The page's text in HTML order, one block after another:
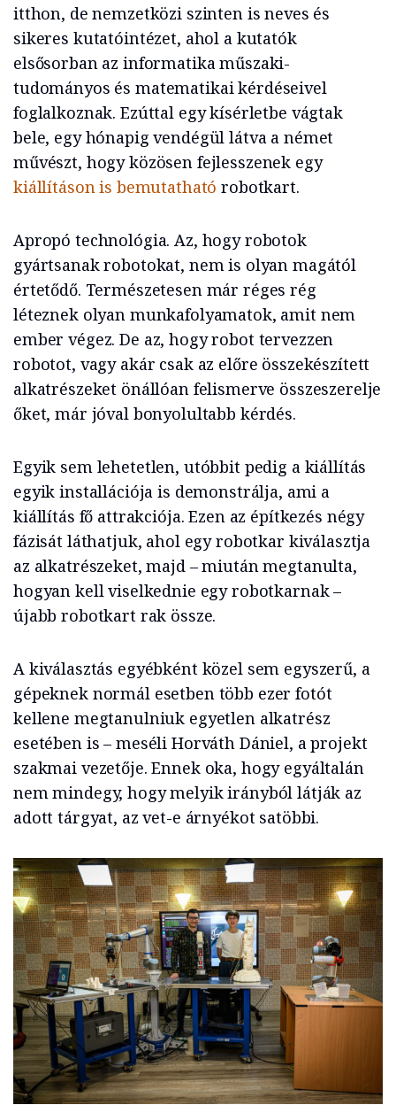
itthon, de nemzetközi szinten is neves és
sikeres kutatóintézet, ahol a kutatók
elsősorban az informatika műszaki-
tudományos és matematikai kérdéseivel
foglalkoznak. Ezúttal egy kísérletbe vágtak
bele, egy hónapig vendégül látva a német
művészt, hogy közösen fejlesszenek egy
kiállításon is bemutatható robotkart.
Apropó technológia. Az, hogy robotok
gyártsanak robotokat, nem is olyan magától
értetődő. Természetesen már réges rég
léteznek olyan munkafolyamatok, amit nem
ember végez. De az, hogy robot tervezzen
robotot, vagy akár csak az előre összekészített
alkatrészeket önállóan felismerve összeszerelje
őket, már jóval bonyolultabb kérdés.
Egyik sem lehetetlen, utóbbit pedig a kiállítás
egyik installációja is demonstrálja, ami a
kiállítás fő attrakciója. Ezen az építkezés négy
fázisát láthatjuk, ahol egy robotkar kiválasztja
az alkatrészeket, majd – miután megtanulta,
hogyan kell viselkednie egy robotkarnak –
újabb robotkart rak össze.
A kiválasztás egyébként közel sem egyszerű, a
gépeknek normál esetben több ezer fotót
kellene megtanulniuk egyetlen alkatrész
esetében is – meséli Horváth Dániel, a projekt
szakmai vezetője. Ennek oka, hogy egyáltalán
nem mindegy, hogy melyik irányból látják az
adott tárgyat, az vet-e árnyékot satöbbi.